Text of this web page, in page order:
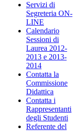
Servizi di
Segreteria ON-
LINE
Calendario
Sessioni di
Laurea 2012-
2013 e 2013-
2014
Contatta la
Commissione
Didattica
Contatta i
Rappresentanti
degli Studenti
Referente del